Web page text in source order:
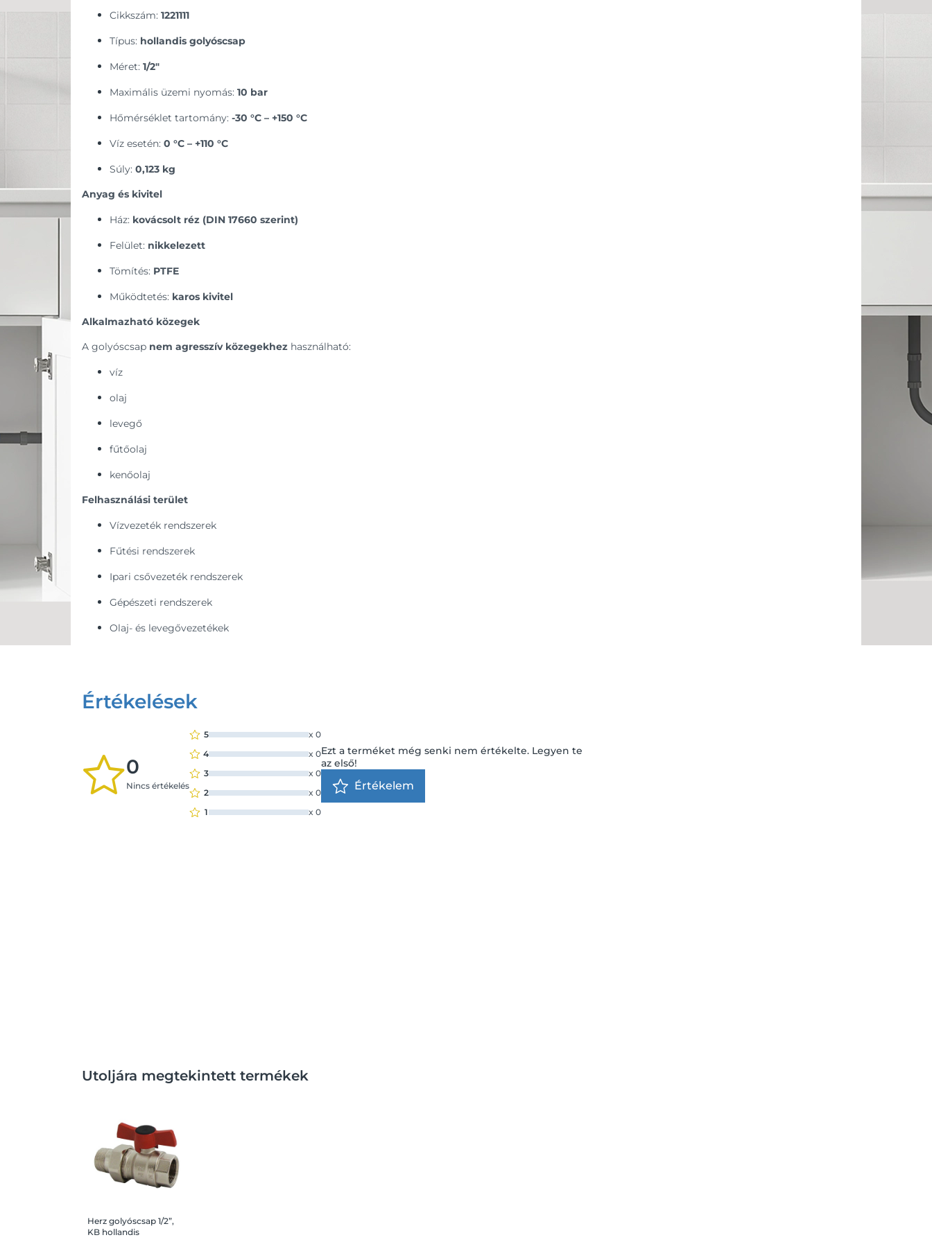
Cikkszám: 1221111
Típus: hollandis golyóscsap
Méret: 1/2″
Maximális üzemi nyomás: 10 bar
Hőmérséklet tartomány: -30 °C – +150 °C
Víz esetén: 0 °C – +110 °C
Súly: 0,123 kg
Anyag és kivitel
Ház: kovácsolt réz (DIN 17660 szerint)
Felület: nikkelezett
Tömítés: PTFE
Működtetés: karos kivitel
Alkalmazható közegek
A golyóscsap nem agresszív közegekhez használható:
víz
olaj
levegő
fűtőolaj
kenőolaj
Felhasználási terület
Vízvezeték rendszerek
Fűtési rendszerek
Ipari csővezeték rendszerek
Gépészeti rendszerek
Olaj- és levegővezetékek
Értékelések
0
Nincs értékelés
5 x 0
4
x 0
3
x 0
2
x 0
1
x 0
Ezt a terméket még senki nem értékelte. Legyen te
az első!
Értékelem
Utoljára megtekintett termékek
Herz golyóscsap 1/2”,
KB hollandis